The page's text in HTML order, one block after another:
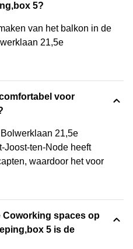
5?
van het balkon in de
21,5e
voor
21,5e
Joost-ten-Node heeft
waardoor het voor
Coworking spaces op
5 is de